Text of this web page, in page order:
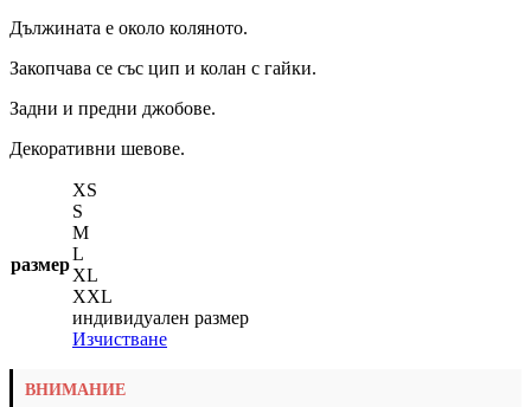
Дължината е около коляното.
Закопчава се със цип и колан с гайки.
Задни и предни джобове.
Декоративни шевове.
размер
XS
S
M
L
XL
XXL
индивидуален размер
Изчистване
ВНИМАНИЕ